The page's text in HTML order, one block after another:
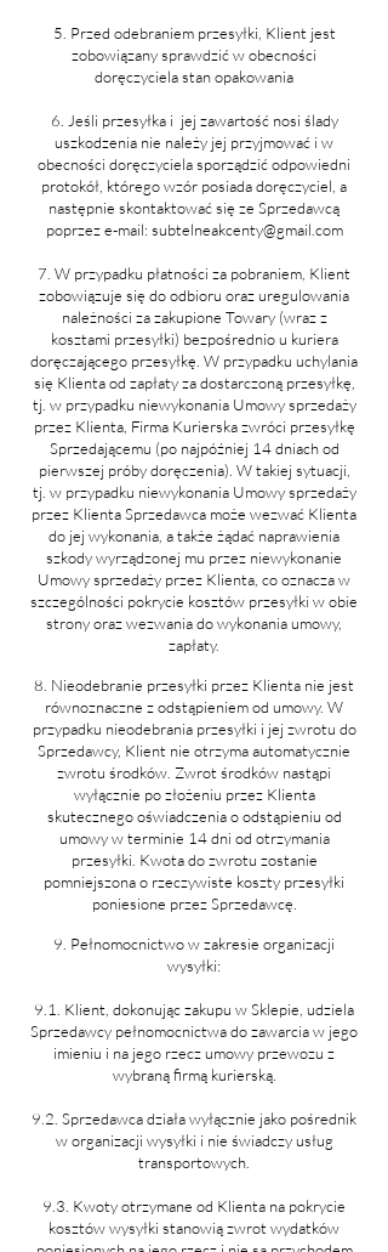
5. Przed odebraniem przesyłki, Klient jest
zobowiązany sprawdzić w obecności
doręczyciela stan opakowania
6. Jeśli przesyłka i jej zawartość nosi ślady
uszkodzenia nie należy jej przyjmować i w
obecności doręczyciela sporządzić odpowiedni
protokół, którego wzór posiada doręczyciel, a
następnie skontaktować się ze Sprzedawcą
poprzez e-mail: subtelneakcenty@gmail.com
7. W przypadku płatności za pobraniem, Klient
zobowiązuje się do odbioru oraz uregulowania
należności za zakupione Towary (wraz z
kosztami przesyłki) bezpośrednio u kuriera
doręczającego przesyłkę. W przypadku uchylania
się Klienta od zapłaty za dostarczoną przesyłkę,
tj. w przypadku niewykonania Umowy sprzedaży
przez Klienta, Firma Kurierska zwróci przesyłkę
Sprzedającemu (po najpóźniej 14 dniach od
pierwszej próby doręczenia). W takiej sytuacji,
tj. w przypadku niewykonania Umowy sprzedaży
przez Klienta Sprzedawca może wezwać Klienta
do jej wykonania, a także żądać naprawienia
szkody wyrządzonej mu przez niewykonanie
Umowy sprzedaży przez Klienta, co oznacza w
szczególności pokrycie kosztów przesyłki w obie
strony oraz wezwania do wykonania umowy,
zapłaty.
8. Nieodebranie przesyłki przez Klienta nie jest
równoznaczne z odstąpieniem od umowy. W
przypadku nieodebrania przesyłki i jej zwrotu do
Sprzedawcy, Klient nie otrzyma automatycznie
zwrotu środków. Zwrot środków nastąpi
wyłącznie po złożeniu przez Klienta
skutecznego oświadczenia o odstąpieniu od
umowy w terminie 14 dni od otrzymania
przesyłki. Kwota do zwrotu zostanie
pomniejszona o rzeczywiste koszty przesyłki
poniesione przez Sprzedawcę.
9. Pełnomocnictwo w zakresie organizacji
wysyłki:
9.1. Klient, dokonując zakupu w Sklepie, udziela
Sprzedawcy pełnomocnictwa do zawarcia w jego
imieniu i na jego rzecz umowy przewozu z
wybraną firmą kurierską.
9.2. Sprzedawca działa wyłącznie jako pośrednik
w organizacji wysyłki i nie świadczy usług
transportowych.
9.3. Kwoty otrzymane od Klienta na pokrycie
kosztów wysyłki stanowią zwrot wydatków